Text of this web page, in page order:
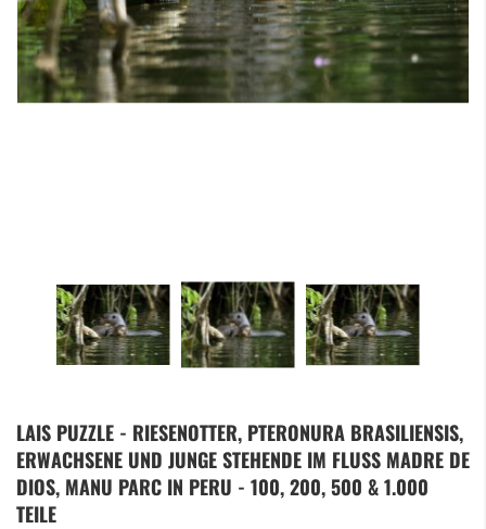
Anfang
der
Bildergalerie
springen
LAIS PUZZLE - RIESENOTTER, PTERONURA BRASILIENSIS,
ERWACHSENE UND JUNGE STEHENDE IM FLUSS MADRE DE
DIOS, MANU PARC IN PERU - 100, 200, 500 & 1.000
TEILE